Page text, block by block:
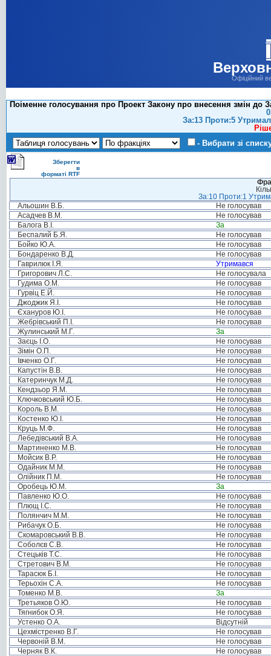
Офіційний
Поіменне голосування про Проект Закону про внесення змін до
За:13 Проти:5
- Вибрати зі
Зберегти
в
форматі RTF
За:10 Проти:1
Альошин В.Б.
Не голосував
Асадчев В.М.
Не голосував
Балога В.І.
За
Беспалий Б.Я.
Не голосував
Бойко Ю.А.
Не голосував
Бондаренко В.Д.
Не голосував
Гаврилюк І.Я.
Утримався
Григорович Л.С.
Не голосувала
Гудима О.М.
Не голосував
Гурвіц Е.Й.
Не голосував
Джоджик Я.І.
Не голосував
Єхануров Ю.І.
Не голосував
Жебрівський П.І.
Не голосував
Жулинський М.Г.
За
Заєць І.О.
Не голосував
Зімін О.П.
Не голосував
Івченко О.Г.
Не голосував
Капустін В.В.
Не голосував
Катеринчук М.Д.
Не голосував
Кендзьор Я.М.
Не голосував
Ключковський Ю.Б.
Не голосував
Король В.М.
Не голосував
Костенко Ю.І.
Не голосував
Круць М.Ф.
Не голосував
Лебедівський В.А.
Не голосував
Мартиненко М.В.
Не голосував
Мойсик В.Р.
Не голосував
Одайник М.М.
Не голосував
Олійник П.М.
Не голосував
Оробець Ю.М.
За
Павленко Ю.О.
Не голосував
Плющ І.С.
Не голосував
Полянчич М.М.
Не голосував
Рибачук О.Б.
Не голосував
Скомаровський В.В.
Не голосував
Соболєв С.В.
Не голосував
Стецьків Т.С.
Не голосував
Стретович В.М.
Не голосував
Тарасюк Б.І.
Не голосував
Терьохін С.А.
Не голосував
Томенко М.В.
За
Третьяков О.Ю.
Не голосував
Тягнибок О.Я.
Не голосував
Устенко О.А.
Відсутній
Цехмістренко В.Г.
Не голосував
Червоній В.М.
Не голосував
Черняк В.К.
Не голосував